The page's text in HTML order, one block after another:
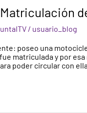
/ usuario_blog
poseo una
matriculada y por
poder circular con